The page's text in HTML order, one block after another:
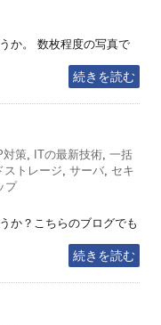
か。 数枚程度の写真で
続きを読む
対策, ITの最新技術, 一括
ストレージ, サーバ, セキ
プ
か？こちらのブログでも
続きを読む